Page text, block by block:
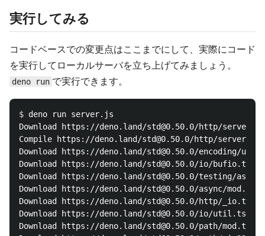
実行してみる
コードベースでの変更点はここまでにして、実際にコード
を実行してローカルサーバを立ち上げてみましょう。
deno run で実行できます。
$ deno run server.js
Download https://deno.land/std@0.50.0/http/server.ts
Compile https://deno.land/std@0.50.0/http/server.ts
Download https://deno.land/std@0.50.0/encoding/
Download https://deno.land/std@0.50.0/io/bufio.ts
Download https://deno.land/std@0.50.0/testing/
Download https://deno.land/std@0.50.0/async/mod.ts
Download https://deno.land/std@0.50.0/http/_io.ts
Download https://deno.land/std@0.50.0/io/util.ts
Download https://deno.land/std@0.50.0/path/mod.ts